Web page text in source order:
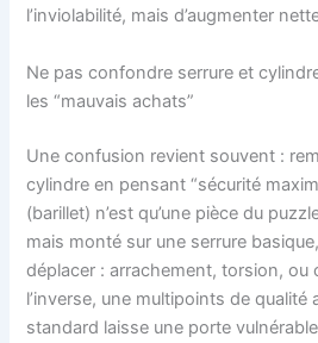
l’inviolabilité, mais d’augmenter
Ne pas confondre serrure et
les “mauvais achats”
Une confusion revient souvent :
cylindre en pensant “sécurité
(barillet) n’est qu’une pièce du
mais monté sur une serrure
déplacer : arrachement, torsion, ou
l’inverse, une multipoints de qualité
standard laisse une porte